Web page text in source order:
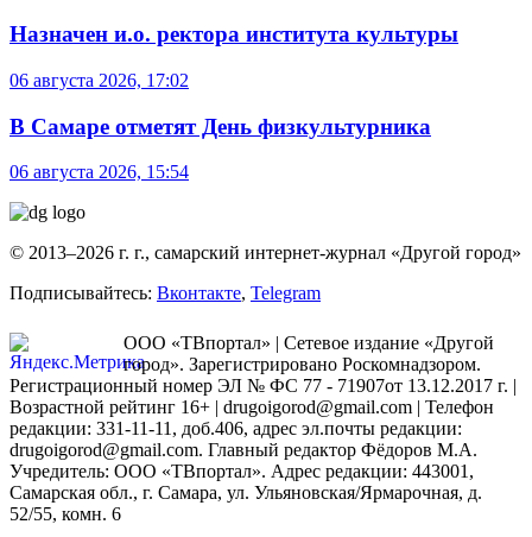
Назначен и.о. ректора института культуры
06 августа 2026, 17:02
В Самаре отметят День физкультурника
06 августа 2026, 15:54
© 2013–2026 г. г., самарский интернет-журнал «Другой город»
Подписывайтесь: Вконтакте, Telegram
ООО «ТВпортал» | Сетевое издание «Другой
город». Зарегистрировано Роскомнадзором.
Регистрационный номер ЭЛ № ФС 77 - 71907от 13.12.2017 г. |
Возрастной рейтинг 16+ | drugoigorod@gmail.com | Телефон
редакции: 331-11-11, доб.406, адрес эл.почты редакции:
drugoigorod@gmail.com. Главный редактор Фёдоров М.А.
Учредитель: ООО «ТВпортал». Адрес редакции: 443001,
Самарская обл., г. Самара, ул. Ульяновская/Ярмарочная, д.
52/55, комн. 6